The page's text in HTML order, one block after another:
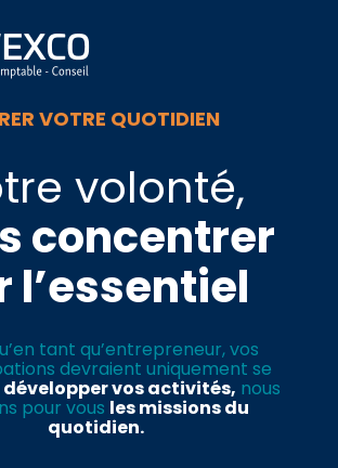
une
entreprise
la facturation
vos
VOTRE QUOTIDIEN
volonté,
concentrer
l’essentiel
tant qu’entrepreneur, vos
devraient uniquement se
développer vos activités, nous
pour vous les missions du
quotidien.